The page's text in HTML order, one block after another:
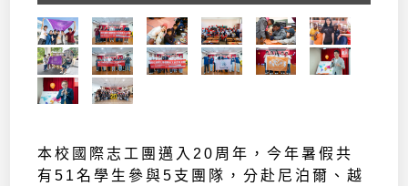
本校國際志工團邁入20周年，今年暑假共
有51名學生參與5支團隊，分赴尼泊爾、越